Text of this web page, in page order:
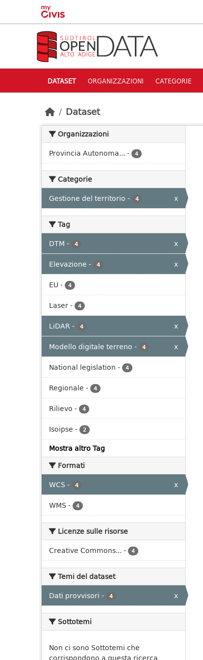
Skip to main content
DATASET ORGANIZZAZIONI CATEGORIE
Dataset
Organizzazioni
Provincia Autonoma... - 4
Categorie
Gestione del territorio - 4 x
Tag
DTM - 4
x
Elevazione - 4
x
EU - 4
Laser- 4
LiDAR - 4
x
Modello digitale terreno - 4
x
National legislation - 4
Regionale - 4
Rilievo - 4
Isoipse - 2
Mostra altro Tag
Formati
WCS - 4
x
WMS - 4
Licenze sulle risorse
Creative Commons... - 4
Temi del dataset
Dati provvisori - 4 x
Sottotemi
Non ci sono Sottotemi che
corrispondono a questa ricerca